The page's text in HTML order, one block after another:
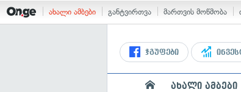
ახალი ამბები განტვირთვა მართვის მოწმობა
ჯგუფები
ახალი ამბები